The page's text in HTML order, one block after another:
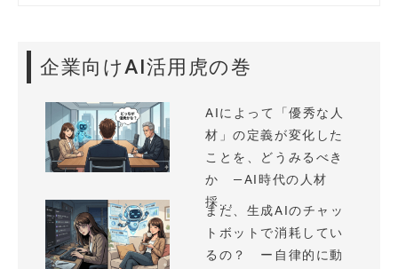
企業向けAI活用虎の巻
AIによって「優秀な人
材」の定義が変化した
ことを、どうみるべき
か —AI時代の人材
採...
まだ、生成AIのチャッ
トボットで消耗してい
るの？ ー自律的に動